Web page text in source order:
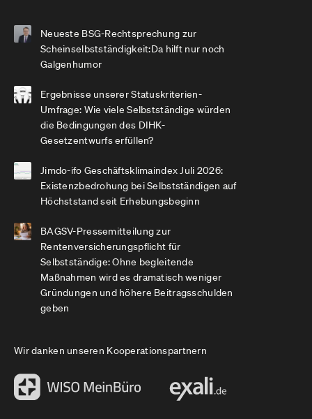
Neueste BSG-Rechtsprechung zur
Scheinselbstständigkeit:Da hilft nur noch
Galgenhumor
Ergebnisse unserer Statuskriterien-
Umfrage: Wie viele Selbstständige würden
die Bedingungen des DIHK-
Gesetzentwurfs erfüllen?
Jimdo-ifo Geschäftsklimaindex Juli 2026:
Existenzbedrohung bei Selbstständigen auf
Höchststand seit Erhebungsbeginn
BAGSV-Pressemitteilung zur
Rentenversicherungspflicht für
Selbstständige: Ohne begleitende
Maßnahmen wird es dramatisch weniger
Gründungen und höhere Beitragsschulden
geben
Wir danken unseren Kooperationspartnern